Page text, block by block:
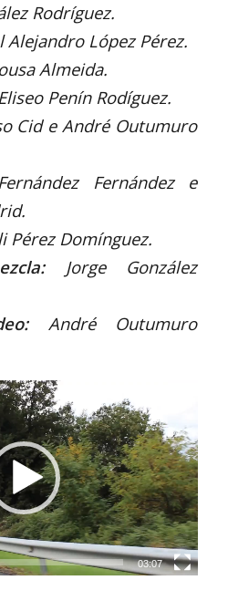
Rodríguez.
López Pérez.
Almeida.
Penín Rodíguez.
Cid e André Outumuro
Fernández e
Pérez Domínguez.
Jorge González
André Outumuro
03:07